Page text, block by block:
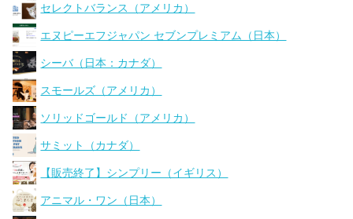
セレクトバランス（アメリカ）
エヌピーエフジャパン セブンプレミアム（日本）
シーバ（日本：カナダ）
スモールズ（アメリカ）
ソリッドゴールド（アメリカ）
サミット（カナダ）
【販売終了】シンプリー（イギリス）
アニマル・ワン（日本）